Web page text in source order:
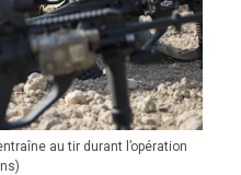
au tir durant l’opération